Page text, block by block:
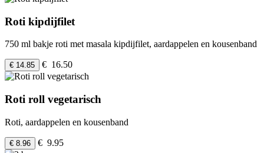
Roti kipdijfilet
750 ml bakje roti met masala kipdijfilet, aardappelen en kousenband
€ 14.85 € 16.50
Roti roll vegetarisch
Roti, aardappelen en kousenband
€ 8.96 € 9.95